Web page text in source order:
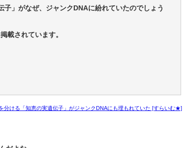
」がなぜ、ジャンクDNAに紛れていたのでしょう
載されています。
分ける「知恵の実遺伝子」がジャンクDNAにも埋もれていた [すらいむ★]